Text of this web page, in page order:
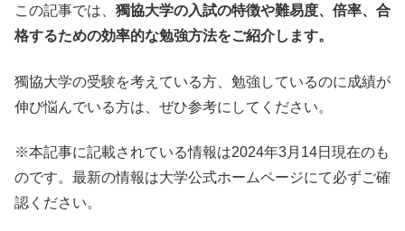
この記事では、 獨協大学の入試の特徴や難易度、倍率、合
格するための効率的な勉強方法をご紹介します。
獨協大学の受験を考えている方、勉強しているのに成績が
伸び悩んでいる方は、ぜひ参考にしてください。
※本記事に記載されている情報は2024年3月14日現在のも
のです。最新の情報は大学公式ホームページにて必ずご確
認ください。